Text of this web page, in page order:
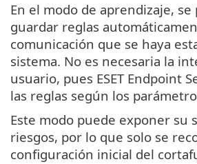
En el modo de aprendizaje,
guardar reglas
comunicación que se haya
sistema. No es necesaria la
usuario, pues ESET Endpoint
las reglas según los
Este modo puede exponer su
riesgos, por lo que solo se
configuración inicial del